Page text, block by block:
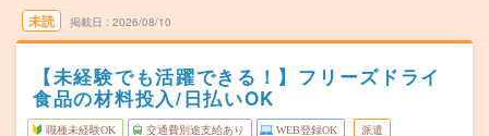
未読 掲載日 2026/08/10
【未経験でも活躍できる！】フリーズドライ
食品の材料投入/日払いOK
職種未経験OK 交通費別途支給あり WEB登録OK 派遣